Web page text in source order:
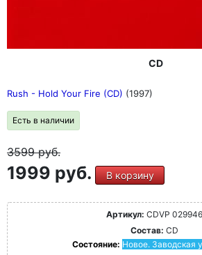
CD
Rush - Hold Your Fire (CD) (1997)
Есть в наличии
3599руб.
1999 руб. В корзину
Артикул: CDVP 029946
Состав: CD
Состояние: Новое. Заводская